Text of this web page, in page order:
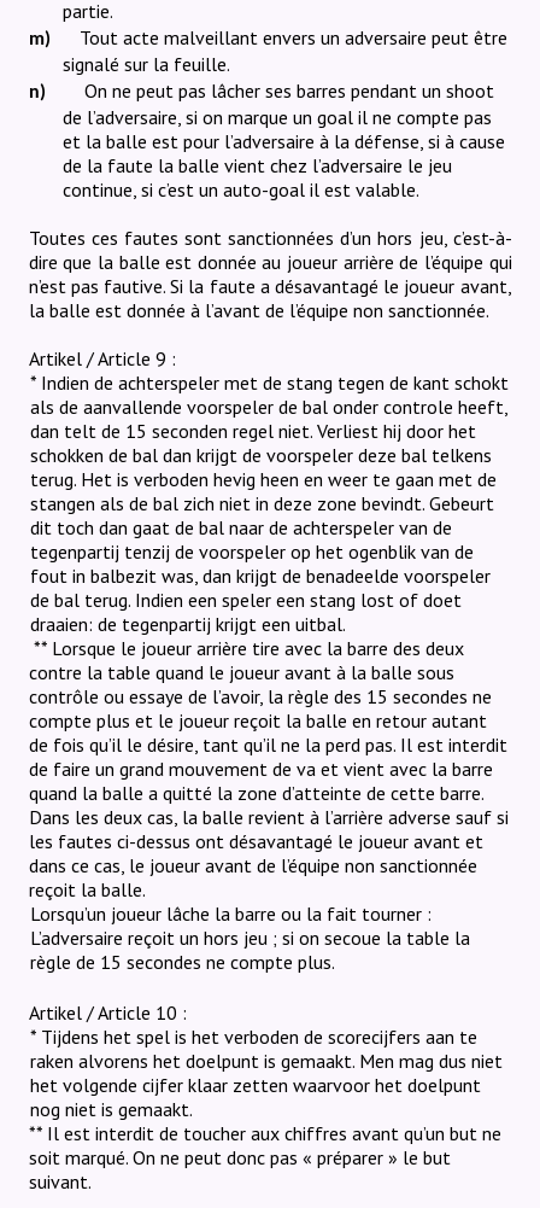
partie.
m)
Tout acte malveillant envers un adversaire peut être
signalé sur la feuille.
n)
On ne peut pas lâcher ses barres pendant un shoot
de l’adversaire, si on marque un goal il ne compte pas
et la balle est pour l’adversaire à la défense, si à cause
de la faute la balle vient chez l’adversaire le jeu
continue, si c’est un auto-goal il est valable.
Toutes ces fautes sont sanctionnées d’un hors jeu, c’est-à-
dire que la balle est donnée au joueur arrière de l’équipe qui
n’est pas fautive. Si la faute a désavantagé le joueur avant,
la balle est donnée à l’avant de l’équipe non sanctionnée.
Artikel / Article 9 :
* Indien de achterspeler met de stang tegen de kant schokt
als de aanvallende voorspeler de bal onder controle heeft,
dan telt de 15 seconden regel niet. Verliest hij door het
schokken de bal dan krijgt de voorspeler deze bal telkens
terug. Het is verboden hevig heen en weer te gaan met de
stangen als de bal zich niet in deze zone bevindt. Gebeurt
dit toch dan gaat de bal naar de achterspeler van de
tegenpartij tenzij de voorspeler op het ogenblik van de
fout in balbezit was, dan krijgt de benadeelde voorspeler
de bal terug. Indien een speler een stang lost of doet
draaien: de tegenpartij krijgt een uitbal.
** Lorsque le joueur arrière tire avec la barre des deux
contre la table quand le joueur avant à la balle sous
contrôle ou essaye de l’avoir, la règle des 15 secondes ne
compte plus et le joueur reçoit la balle en retour autant
de fois qu’il le désire, tant qu’il ne la perd pas. Il est interdit
de faire un grand mouvement de va et vient avec la barre
quand la balle a quitté la zone d’atteinte de cette barre.
Dans les deux cas, la balle revient à l’arrière adverse sauf si
les fautes ci-dessus ont désavantagé le joueur avant et
dans ce cas, le joueur avant de l’équipe non sanctionnée
reçoit la balle.
Lorsqu’un joueur lâche la barre ou la fait tourner :
L’adversaire reçoit un hors jeu ; si on secoue la table la
règle de 15 secondes ne compte plus.
Artikel / Article 10 :
* Tijdens het spel is het verboden de scorecijfers aan te
raken alvorens het doelpunt is gemaakt. Men mag dus niet
het volgende cijfer klaar zetten waarvoor het doelpunt
nog niet is gemaakt.
** Il est interdit de toucher aux chiffres avant qu’un but ne
soit marqué. On ne peut donc pas « préparer » le but
suivant.